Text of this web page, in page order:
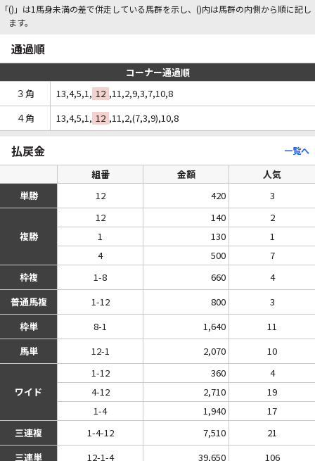
「()」は1馬身未満の差で併走している馬群を示し、()内は馬群の内側から順に記し
ます。
通過順
コーナー通過順
３角
13,4,5,1, 12 ,11,2,9,3,7,10,8
４角
13,4,5,1, 12 ,11,2,(7,3,9),10,8
払戻金 一覧へ
組番 金額
人気
単勝
12 420 3
複勝
12 140
2
1
130
1
4
500
7
枠複
1-8 660
4
普通馬複
1-12 800
3
枠単
8-1 1,640
11
馬単
12-1 2,070 10
ワイド
1-12 360
4
4-12
2,710
19
1-4
1,940
17
三連複
1-4-12 7,510
21
三連単
12-1-4 39,650 106